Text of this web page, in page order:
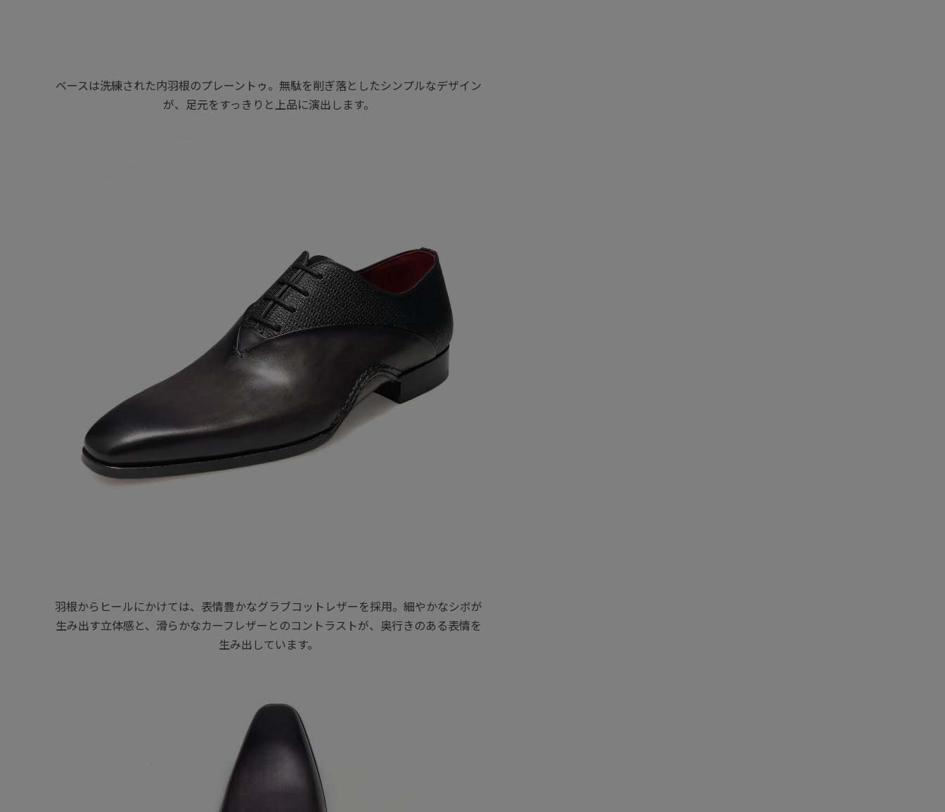
ベースは洗練された内羽根のプレーントゥ。無駄を削ぎ落としたシンプルなデザイン
が、足元をすっきりと上品に演出します。
羽根からヒールにかけては、表情豊かなグラブコットレザーを採用。細やかなシボが
生み出す立体感と、滑らかなカーフレザーとのコントラストが、奥行きのある表情を
生み出しています。